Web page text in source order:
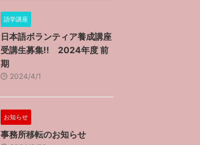
語学講座
日本語ボランティア養成講座
受講生募集!! 2024年度 前
期
2024/4/1
お知らせ
事務所移転のお知らせ